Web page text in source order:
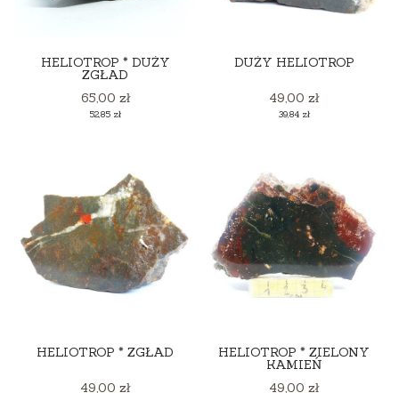
HELIOTROP * DUŻY
ZGŁAD
Cena
65,00 zł
Cena
52,85 zł
DUŻY HELIOTROP
Cena
49,00 zł
Cena
39,84 zł
HELIOTROP * ZGŁAD
Cena
49,00 zł
HELIOTROP * ZIELONY
KAMIEŃ
Cena
49,00 zł